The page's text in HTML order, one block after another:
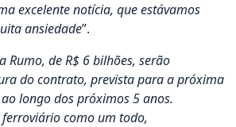
excelente notícia, que estávamos
ansiedade”.
Rumo, de R$ 6 bilhões, serão
do contrato, prevista para a próxima
longo dos próximos 5 anos.
como um todo,